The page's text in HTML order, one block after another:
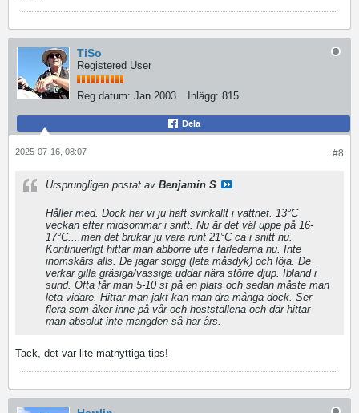
TiSo
Registered User
Reg.datum: Jan 2003 Inlägg: 815
Dela
#8
2025-07-16, 08:07
Ursprungligen postat av Benjamin S
Håller med. Dock har vi ju haft svinkallt i vattnet. 13°C
veckan efter midsommar i snitt. Nu är det väl uppe på 16-
17°C....men det brukar ju vara runt 21°C ca i snitt nu.
Kontinuerligt hittar man abborre ute i farlederna nu. Inte
inomskärs alls. De jagar spigg (leta måsdyk) och löja. De
verkar gilla gräsiga/vassiga uddar nära större djup. Ibland i
sund. Ofta får man 5-10 st på en plats och sedan måste man
leta vidare. Hittar man jakt kan man dra många dock. Ser
flera som åker inne på vår och höstställena och där hittar
man absolut inte mängden så här års.
Tack, det var lite matnyttiga tips!